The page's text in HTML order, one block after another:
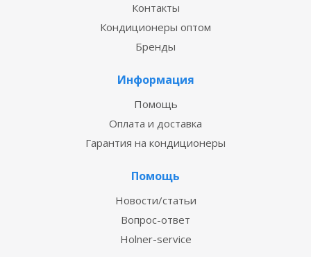
Контакты
Кондиционеры оптом
Бренды
Информация
Помощь
Оплата и доставка
Гарантия на кондиционеры
Помощь
Новости/статьи
Вопрос-ответ
Holner-service